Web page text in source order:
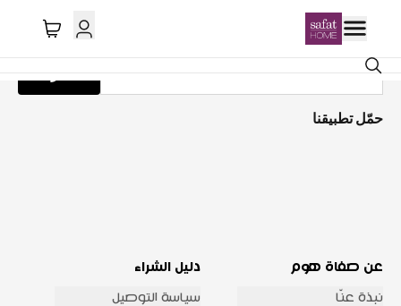
احصل على تحديثات عبر البريد الإلكتروني
اشترك
حمّل تطبيقنا
عن صفاة هوم
نبذة عنّا
دليل الشراء
سياسة التوصيل